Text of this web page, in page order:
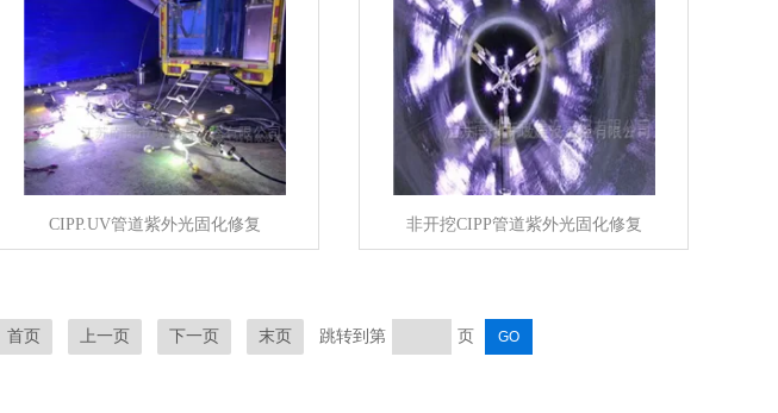
CIPP.UV管道紫外光固化修复 非开挖CIPP管道紫外光固化修复
首页 上一页 下一页 末页 跳转到第 页